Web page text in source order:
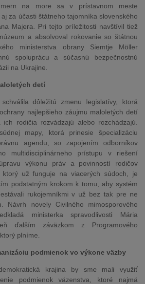
na more sa v prístavnom meste
za účasti štátneho tajomníka slovenského
Majera. Pri tejto príležitosti navštívil tiež
a absolvoval rokovanie so štátnou
ministerstva obrany Siemtje Möller
spoluprácu a súčasnú bezpečnostnú
na Ukrajine.
detí
dôležitú zmenu legislatívy, ktorá
najlepšieho záujmu maloletých detí
rodičia rozvádzajú alebo rozchádzajú.
mapy, ktorá prinesie špecializáciu
agendu, so zapojením odborníkov
multidisciplinárneho prístupu v riešení
výkonu práv a povinností rodičov
už funguje na viacerých súdoch, je
podstatným krokom k tomu, aby systém
rukojemníkmi v už bez tak pre ne
Návrh novely Civilného mimosporového
ministerka spravodlivosti Mária
ďalším záväzkom z Programového
plníme.
podmienok vo výkone väzby
krajina by sme mali využiť
podmienok väzenstva, ktoré najmä